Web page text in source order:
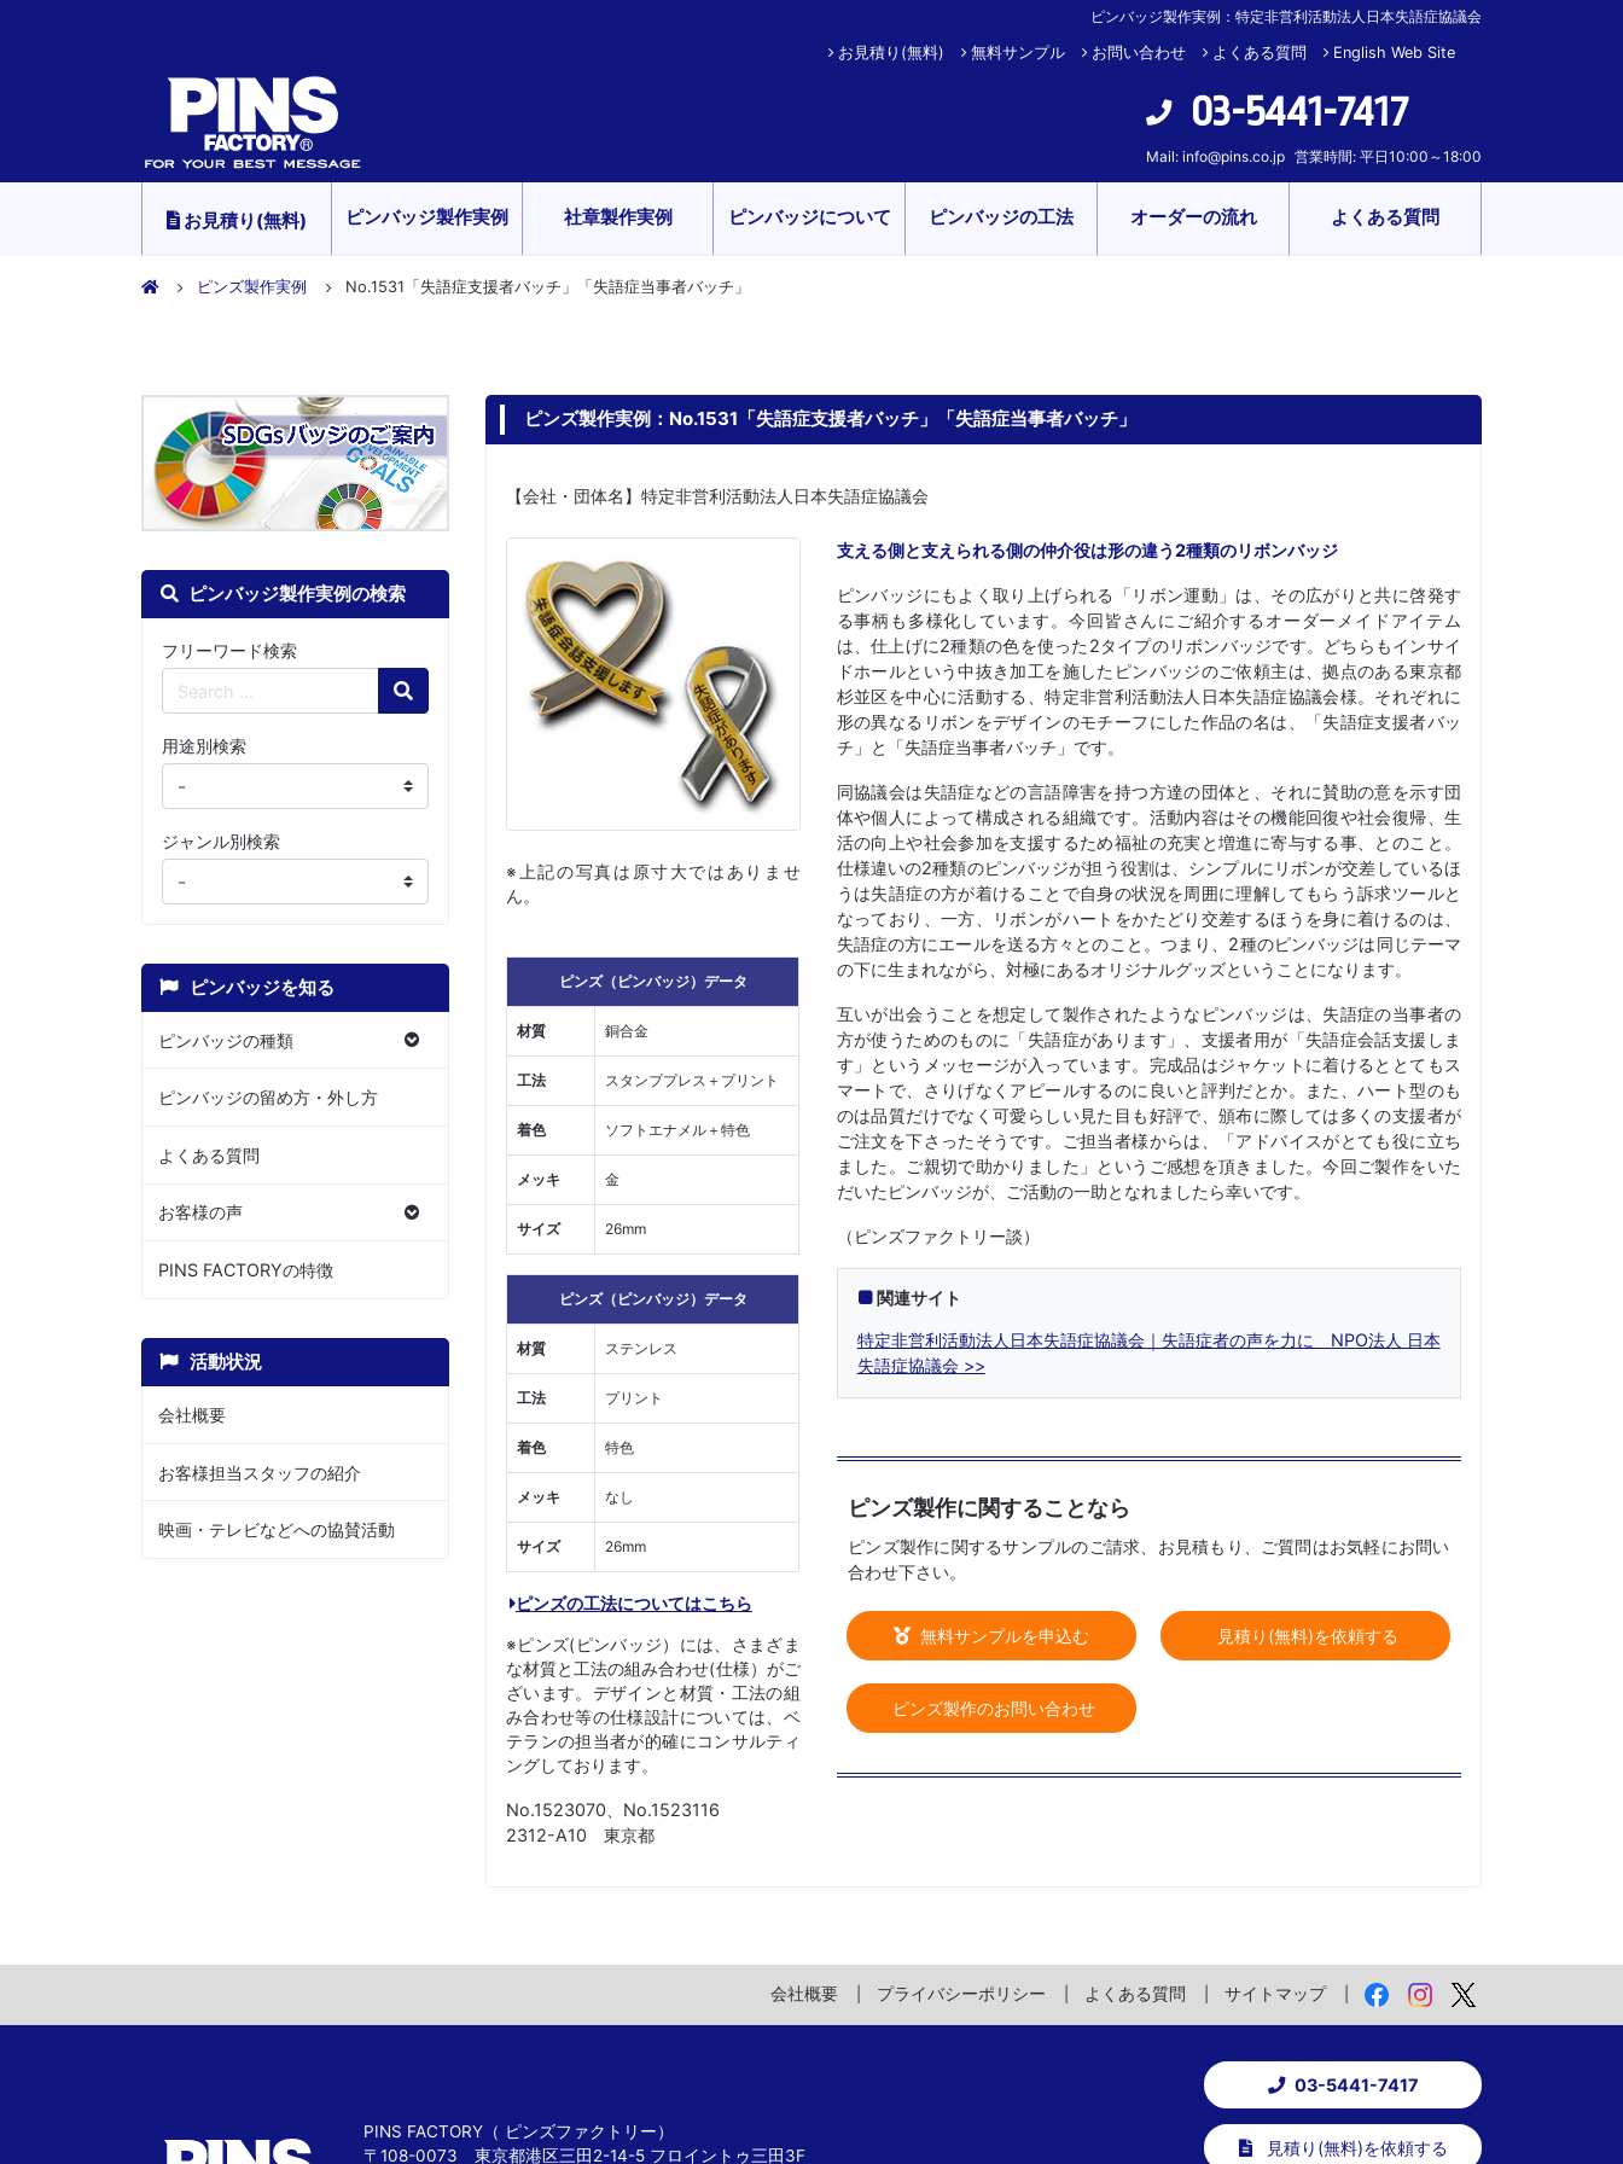
ピンバッジ製作実例：特定非営利活動法人日本失語症協議会
お見積り(無料) 無料サンプル お問い合わせ よくある質問 English Web Site
03-5441-7417
Mail: info@pins.co.jp 営業時間: 平日10:00～18:00
お見積り(無料) ピンバッジ製作実例 社章製作実例 ピンバッジについて ピンバッジの工法 オーダーの流れ よくある質問
ピンズ製作実例 No.1531「失語症支援者バッチ」「失語症当事者バッチ」
ピンバッジ製作実例の検索
フリーワード検索
Search
用途別検索
ジャンル別検索
ピンバッジを知る
ピンバッジの種類
ピンバッジの留め方・外し方
よくある質問
お客様の声
PINS FACTORYの特徴
活動状況
会社概要
お客様担当スタッフの紹介
映画・テレビなどへの協賛活動
ピンズ製作実例：No.1531「失語症支援者バッチ」「失語症当事者バッチ」
【会社・団体名】特定非営利活動法人日本失語症協議会
※上記の写真は原寸大ではありませ
ん。
ピンズ（ピンバッジ）データ
材質 銅合金
工法 スタンププレス＋プリント
着色 ソフトエナメル＋特色
メッキ 金
サイズ 26mm
ピンズ（ピンバッジ）データ
材質 ステンレス
工法 プリント
着色 特色
メッキ なし
サイズ 26mm
ピンズの工法についてはこちら
※ピンズ(ピンバッジ）には、さまざま
な材質と工法の組み合わせ(仕様）がご
ざいます。デザインと材質・工法の組
み合わせ等の仕様設計については、ベ
テランの担当者が的確にコンサルティ
ングしております。
No.1523070、No.1523116
2312-A10 東京都
支える側と支えられる側の仲介役は形の違う2種類のリボンバッジ
ピンバッジにもよく取り上げられる「リボン運動」は、その広がりと共に啓発す
る事柄も多様化しています。今回皆さんにご紹介するオーダーメイドアイテム
は、仕上げに2種類の色を使った2タイプのリボンバッジです。どちらもインサイ
ドホールという中抜き加工を施したピンバッジのご依頼主は、拠点のある東京都
杉並区を中心に活動する、特定非営利活動法人日本失語症協議会様。それぞれに
形の異なるリボンをデザインのモチーフにした作品の名は、「失語症支援者バッ
チ」と「失語症当事者バッチ」です。
同協議会は失語症などの言語障害を持つ方達の団体と、それに賛助の意を示す団
体や個人によって構成される組織です。活動内容はその機能回復や社会復帰、生
活の向上や社会参加を支援するため福祉の充実と増進に寄与する事、とのこと。
仕様違いの2種類のピンバッジが担う役割は、シンプルにリボンが交差しているほ
うは失語症の方が着けることで自身の状況を周囲に理解してもらう訴求ツールと
なっており、一方、リボンがハートをかたどり交差するほうを身に着けるのは、
失語症の方にエールを送る方々とのこと。つまり、2種のピンバッジは同じテーマ
の下に生まれながら、対極にあるオリジナルグッズということになります。
互いが出会うことを想定して製作されたようなピンバッジは、失語症の当事者の
方が使うためのものに「失語症があります」、支援者用が「失語症会話支援しま
す」というメッセージが入っています。完成品はジャケットに着けるととてもス
マートで、さりげなくアピールするのに良いと評判だとか。また、ハート型のも
のは品質だけでなく可愛らしい見た目も好評で、頒布に際しては多くの支援者が
ご注文を下さったそうです。ご担当者様からは、「アドバイスがとても役に立ち
ました。ご親切で助かりました」というご感想を頂きました。今回ご製作をいた
だいたピンバッジが、ご活動の一助となれましたら幸いです。
（ピンズファクトリー談）
関連サイト
特定非営利活動法人日本失語症協議会｜失語症者の声を力に NPO法人 日本
失語症協議会
ピンズ製作に関することなら
ピンズ製作に関するサンプルのご請求、お見積もり、ご質問はお気軽にお問い
合わせ下さい。
無料サンプルを申込む 見積り(無料)を依頼する
ピンズ製作のお問い合わせ
会社概要 プライバシーポリシー よくある質問 サイトマップ
PINS FACTORY（ ピンズファクトリー）
〒108-0073 東京都港区三田2-14-5 フロイントゥ三田3F
03-5441-7417
見積り(無料)を依頼する